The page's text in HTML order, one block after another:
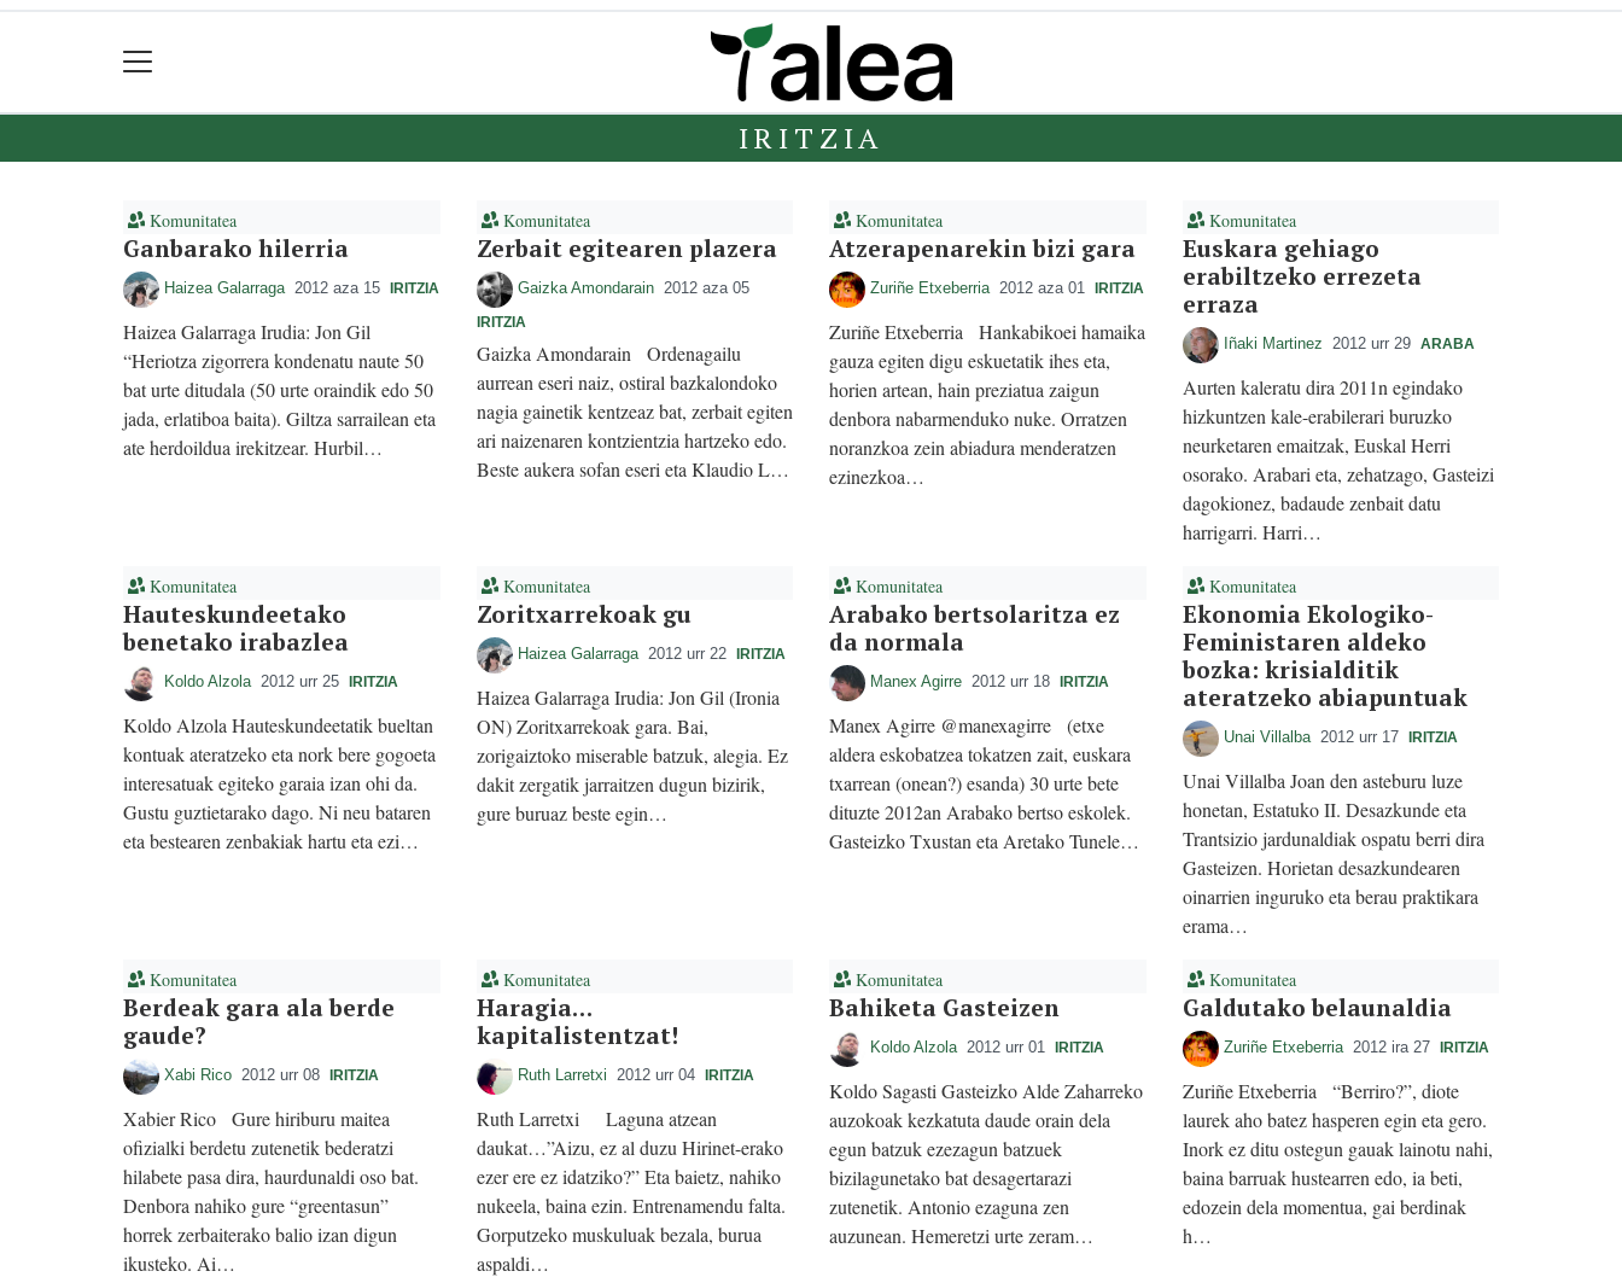
IRITZIA
Komunitatea
Ganbarako hilerria
Haizea Galarraga 2012 aza 15 IRITZIA
Haizea Galarraga Irudia: Jon Gil
“Heriotza zigorrera kondenatu naute 50
bat urte ditudala (50 urte oraindik edo 50
jada, erlatiboa baita). Giltza sarrailean eta
ate herdoildua irekitzear. Hurbil…
Komunitatea
Zerbait egitearen plazera
Gaizka Amondarain 2012 aza 05
IRITZIA
Gaizka Amondarain Ordenagailu
aurrean eseri naiz, ostiral bazkalondoko
nagia gainetik kentzeaz bat, zerbait egiten
ari naizenaren kontzientzia hartzeko edo.
Beste aukera sofan eseri eta Klaudio L…
Komunitatea
Atzerapenarekin bizi gara
Zuriñe Etxeberria 2012 aza 01 IRITZIA
Zuriñe Etxeberria Hankabikoei hamaika
gauza egiten digu eskuetatik ihes eta,
horien artean, hain preziatua zaigun
denbora nabarmenduko nuke. Orratzen
noranzkoa zein abiadura menderatzen
ezinezkoa…
Komunitatea
Euskara gehiago
erabiltzeko errezeta
erraza
Iñaki Martinez 2012 urr 29 ARABA
Aurten kaleratu dira 2011n egindako
hizkuntzen kale-erabilerari buruzko
neurketaren emaitzak, Euskal Herri
osorako. Arabari eta, zehatzago, Gasteizi
dagokionez, badaude zenbait datu
harrigarri. Harri…
Komunitatea
Hauteskundeetako
benetako irabazlea
Koldo Alzola 2012 urr 25 IRITZIA
Koldo Alzola Hauteskundeetatik bueltan
kontuak ateratzeko eta nork bere gogoeta
interesatuak egiteko garaia izan ohi da.
Gustu guztietarako dago. Ni neu bataren
eta bestearen zenbakiak hartu eta ezi…
Komunitatea
Zoritxarrekoak gu
Haizea Galarraga 2012 urr 22 IRITZIA
Haizea Galarraga Irudia: Jon Gil (Ironia
ON) Zoritxarrekoak gara. Bai,
zorigaiztoko miserable batzuk, alegia. Ez
dakit zergatik jarraitzen dugun bizirik,
gure buruaz beste egin…
Komunitatea
Arabako bertsolaritza ez
da normala
Manex Agirre 2012 urr 18 IRITZIA
Manex Agirre @manexagirre (etxe
aldera eskobatzea tokatzen zait, euskara
txarrean (onean?) esanda) 30 urte bete
dituzte 2012an Arabako bertso eskolek.
Gasteizko Txustan eta Aretako Tunele…
Komunitatea
Ekonomia Ekologiko-
Feministaren aldeko
bozka: krisialditik
ateratzeko abiapuntuak
Unai Villalba 2012 urr 17 IRITZIA
Unai Villalba Joan den asteburu luze
honetan, Estatuko II. Desazkunde eta
Trantsizio jardunaldiak ospatu berri dira
Gasteizen. Horietan desazkundearen
oinarrien inguruko eta berau praktikara
erama…
Komunitatea
Berdeak gara ala berde
gaude?
Xabi Rico 2012 urr 08 IRITZIA
Xabier Rico Gure hiriburu maitea
ofizialki berdetu zutenetik bederatzi
hilabete pasa dira, haurdunaldi oso bat.
Denbora nahiko gure “greentasun”
horrek zerbaiterako balio izan digun
ikusteko. Ai…
Komunitatea
Haragia…
kapitalistentzat!
Ruth Larretxi 2012 urr 04 IRITZIA
Ruth Larretxi Laguna atzean
daukat…”Aizu, ez al duzu Hirinet-erako
ezer ere ez idatziko?” Eta baietz, nahiko
nukeela, baina ezin. Entrenamendu falta.
Gorputzeko muskuluak bezala, burua
aspaldi…
Komunitatea
Bahiketa Gasteizen
Koldo Alzola 2012 urr 01 IRITZIA
Koldo Sagasti Gasteizko Alde Zaharreko
auzokoak kezkatuta daude orain dela
egun batzuk ezezagun batzuek
bizilagunetako bat desagertarazi
zutenetik. Antonio ezaguna zen
auzunean. Hemeretzi urte zeram…
Komunitatea
Galdutako belaunaldia
Zuriñe Etxeberria 2012 ira 27 IRITZIA
Zuriñe Etxeberria “Berriro?”, diote
laurek aho batez hasperen egin eta gero.
Inork ez ditu ostegun gauak lainotu nahi,
baina barruak hustearren edo, ia beti,
edozein dela momentua, gai berdinak
h…